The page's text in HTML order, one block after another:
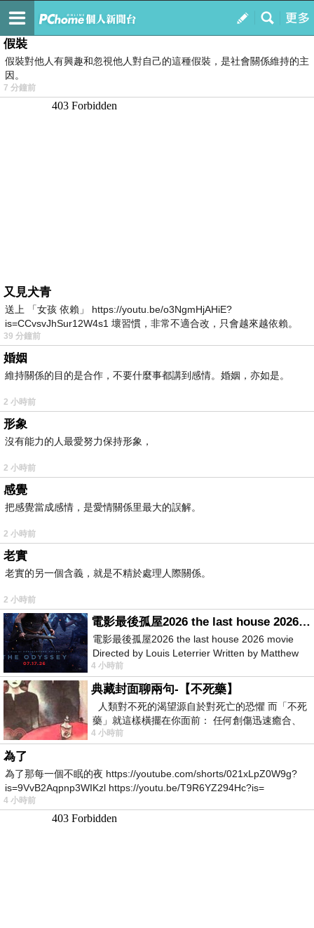
我的
最新文章
假裝
假裝對他人有興趣和忽視他人對自己的這種假裝，是社會關係維持的主
因。
7 分鐘前
又見犬青
送上 「女孩 依賴」 https://youtu.be/o3NgmHjAHiE?
is=CCvsvJhSur12W4s1 壞習慣，非常不適合改，只會越來越依賴。
我害怕的
39 分鐘前
婚姻
維持關係的目的是合作，不要什麼事都講到感情。婚姻，亦如是。
2 小時前
形象
沒有能力的人最愛努力保持形象，
2 小時前
感覺
把感覺當成感情，是愛情關係里最大的誤解。
2 小時前
老實
老實的另一個含義，就是不精於處理人際關係。
2 小時前
電影最後孤屋2026 the last house 2026 movie
電影最後孤屋2026 the last house 2026 movie
Directed by Louis Leterrier Written by Matthew
Robinson Starring Greta Lee Wa
4 小時前
典藏封面聊兩句-【不死藥】
人類對不死的渴望源自於對死亡的恐懼 而「不死
藥」就這樣橫擺在你面前： 任何創傷迅速癒合、
停止衰老、痛覺消失…堪
4 小時前
為了
為了那每一個不眠的夜 https://youtube.com/shorts/021xLpZ0W9g?
is=9VvB2Aqpnp3WIKzl https://youtu.be/T9R6YZ294Hc?is=
4 小時前